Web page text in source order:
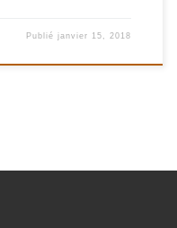
Publiéjanvier 15, 2018